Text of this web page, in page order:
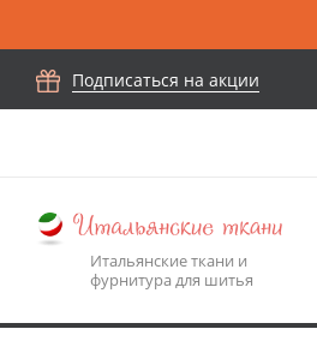
Подписаться на акции
Итальянские ткани и
фурнитура для шитья